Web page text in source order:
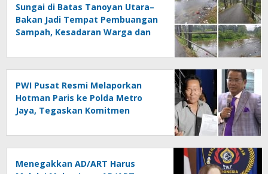
Sungai di Batas Tanoyan Utara–
Bakan Jadi Tempat Pembuangan
Sampah, Kesadaran Warga dan
Dipertanyakan
PWI Pusat Resmi Melaporkan
Hotman Paris ke Polda Metro
Jaya, Tegaskan Komitmen
Menegakkan AD/ART Harus